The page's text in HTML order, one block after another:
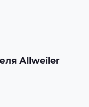
Allweiler